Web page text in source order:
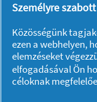
Személyre
Közösségünk
ezen a webhelyen,
elemzéseket
elfogadásával Ön
céloknak